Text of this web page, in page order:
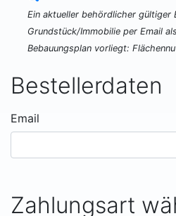
Ein aktueller behördlicher gültiger
Grundstück/Immobilie per Email
Bebauungsplan vorliegt:
Bestellerdaten
Email
Zahlungsart